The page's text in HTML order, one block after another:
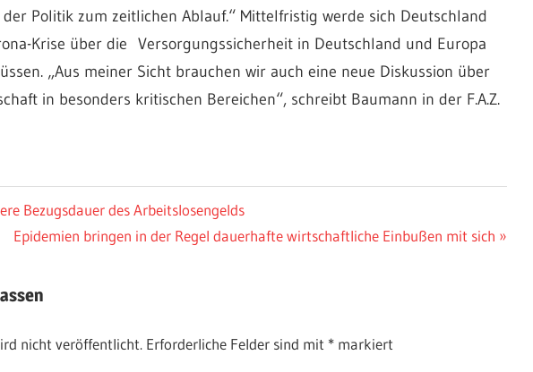
Politik zum zeitlichen Ablauf.“ Mittelfristig werde sich Deutschland
Krise über die Versorgungssicherheit in Deutschland und Europa
„Aus meiner Sicht brauchen wir auch eine neue Diskussion über
in besonders kritischen Bereichen“, schreibt Baumann in der F.A.Z.
Bezugsdauer des Arbeitslosengelds
Nächster
Epidemien bringen in der Regel dauerhafte wirtschaftliche Einbußen mit sich
nicht veröffentlicht. Erforderliche Felder sind mit *markiert